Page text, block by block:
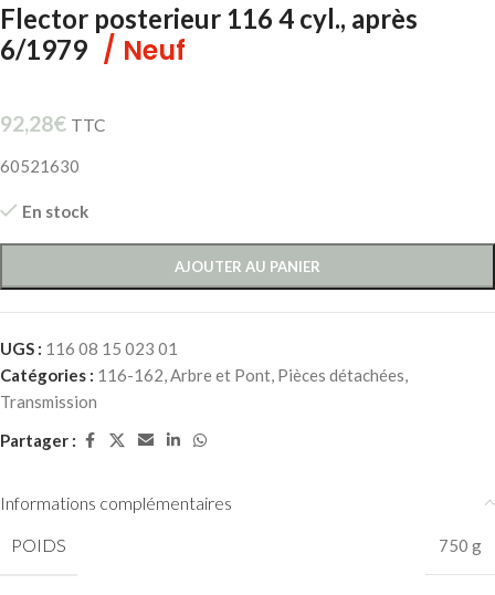
Flector posterieur 116 4 cyl., après
6/1979 / Neuf
92,28€ TTC
60521630
En stock
AJOUTER AU PANIER
UGS : 116 08 15 023 01
Catégories : 116-162,Arbre et Pont, Pièces détachées,
Transmission
Partager :
Informations complémentaires
POIDS
750 g